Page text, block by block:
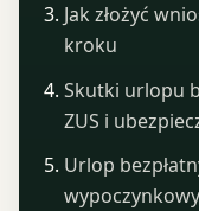
Jak złożyć
kroku
Skutki urlopu
ZUS i
Urlop
wypoczynkowy